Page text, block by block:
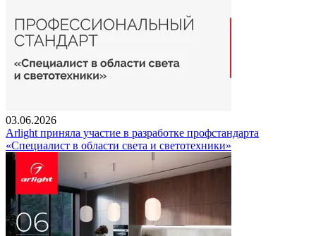
03.06.2026
Arlight приняла участие в разработке профстандарта
«Специалист в области света и светотехники»